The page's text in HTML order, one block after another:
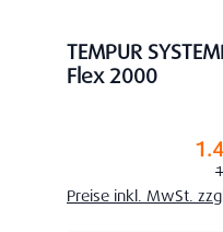
TEMPUR
Flex 2000
Verkaufspreis:
Preise inkl. MwSt.